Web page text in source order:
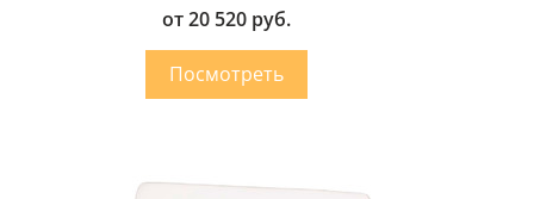
от 20 520 руб.